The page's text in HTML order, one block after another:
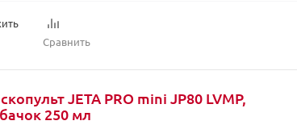
Сравнить
JETA PRO mini JP80 LVMP,
250 мл